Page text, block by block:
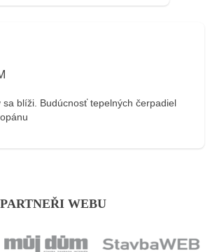
sa blíži. Budúcnosť tepelných čerpadiel
PARTNEŘI WEBU